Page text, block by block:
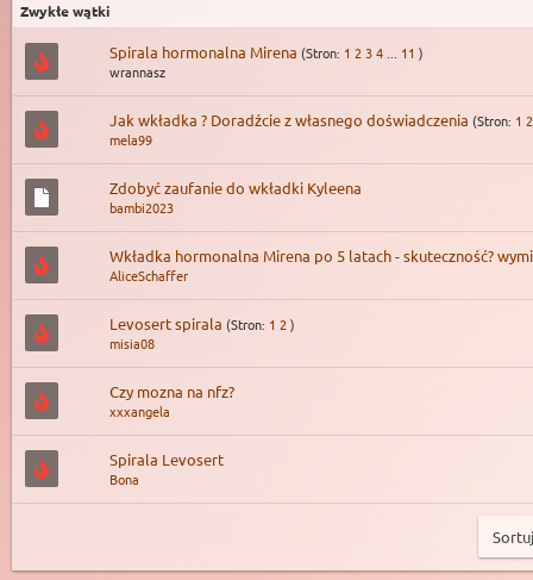
Zwykłe wątki
Spirala hormonalna Mirena (Stron: 1 2 34 11 )
wrannasz
Jak wkładka ? Doradźcie z własnego doświadczenia (Stron: 1 2
mela99
Zdobyć zaufanie do wkładki Kyleena
bambi2023
Wkładka hormonalna Mirena po 5 latach - skuteczność?
AliceSchaffer
Levosert spirala (Stron: 1 2 )
misia08
Czy mozna na nfz?
xxxangela
Spirala Levosert
Bona